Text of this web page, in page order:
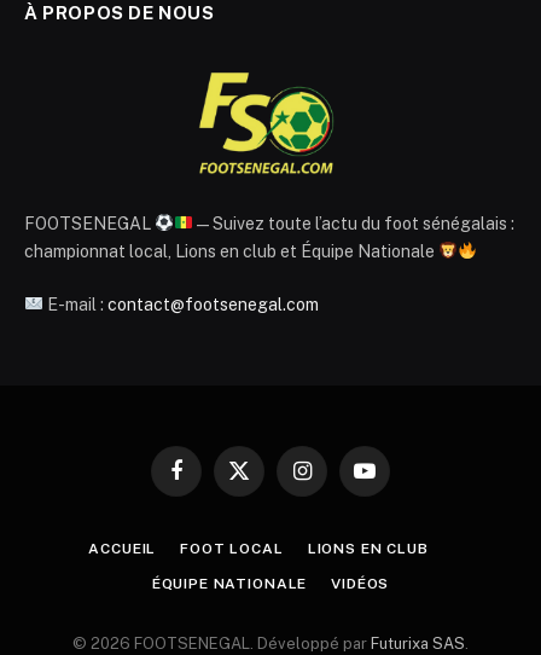
À PROPOS DE NOUS
FOOTSENEGAL
— Suivez toute l’actu du foot sénégalais :
championnat local, Lions en club et Équipe Nationale
E-mail : contact@footsenegal.com
Facebook
X
InstagramYouTube
ACCUEIL FOOT LOCAL LIONS EN CLUB
ÉQUIPE NATIONALE VIDÉOS
© 2026 FOOTSENEGAL. Développé par Futurixa SAS